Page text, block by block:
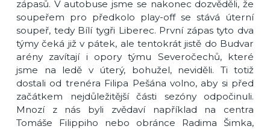
zápasů. V autobuse jsme se nakonec dozvěděli, že
soupeřem pro předkolo play-off se stává úterní
soupeř, tedy Bílí tygři Liberec. První zápas tyto dva
týmy čeká již v pátek, ale tentokrát jistě do Budvar
arény zavítají i opory týmu Severočechů, které
jsme na ledě v úterý, bohužel, neviděli. Ti totiž
dostali od trenéra Filipa Pešána volno, aby si před
začátkem nejdůležitější části sezóny odpočinuli.
Mnozí z nás byli zvědaví například na centra
Tomáše Filippiho nebo obránce Radima Šimka,